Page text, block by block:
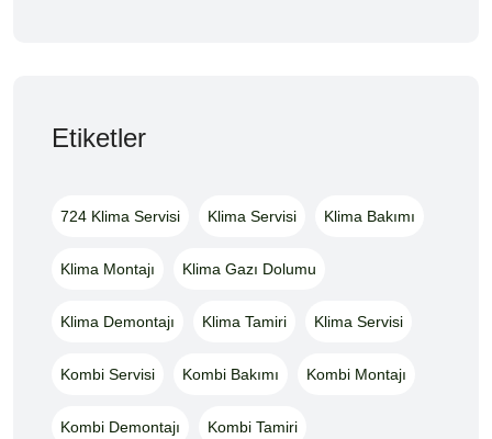
Etiketler
724 Klima Servisi Klima Servisi Klima Bakımı
Klima Montajı Klima Gazı Dolumu
Klima Demontajı Klima Tamiri Klima Servisi
Kombi Servisi Kombi Bakımı Kombi Montajı
Kombi Demontajı Kombi Tamiri